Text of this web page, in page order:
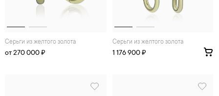
Серьги из желтого золота
от 270 000 ₽
Серьги из желтого золота
1 176 900 ₽